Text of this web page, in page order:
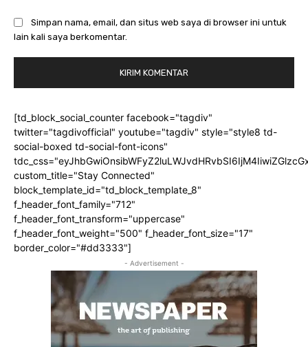
Simpan nama, email, dan situs web saya di browser ini untuk
lain kali saya berkomentar.
[td_block_social_counter facebook="tagdiv"
twitter="tagdivofficial" youtube="tagdiv" style="style8 td-
social-boxed td-social-font-icons"
custom_title="Stay Connected"
block_template_id="td_block_template_8"
f_header_font_family="712"
f_header_font_transform="uppercase"
f_header_font_weight="500" f_header_font_size="17"
border_color="#dd3333"]
- Advertisement -